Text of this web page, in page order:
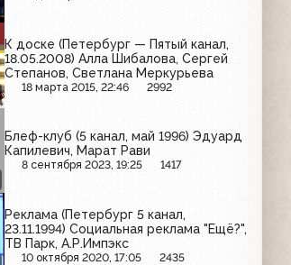
К доске (Петербург — Пятый канал,
18.05.2008) Алла Шибалова, Сергей
Степанов, Светлана Меркурьева
18 марта 2015, 22:46 2992
Блеф-клуб (5 канал, май 1996) Эдуард
Капилевич, Марат Рави
8 сентября 2023, 19:25 1417
Реклама (Петербург 5 канал,
23.11.1994) Социальная реклама "Ещё?",
ТВ Парк, А.Р.Импэкс
10 октября 2020, 17:05 2435